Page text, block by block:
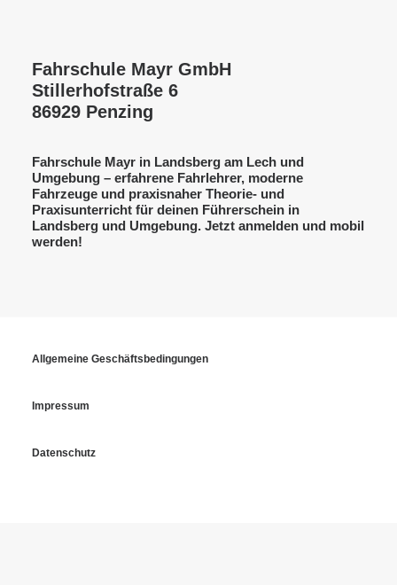
Fahrschule Mayr GmbH
Stillerhofstraße 6
86929 Penzing
Fahrschule Mayr in Landsberg am Lech und
Umgebung – erfahrene Fahrlehrer, moderne
Fahrzeuge und praxisnaher Theorie- und
Praxisunterricht für deinen Führerschein in
Landsberg und Umgebung. Jetzt anmelden und mobil
werden!
Allgemeine Geschäftsbedingungen
Impressum
Datenschutz